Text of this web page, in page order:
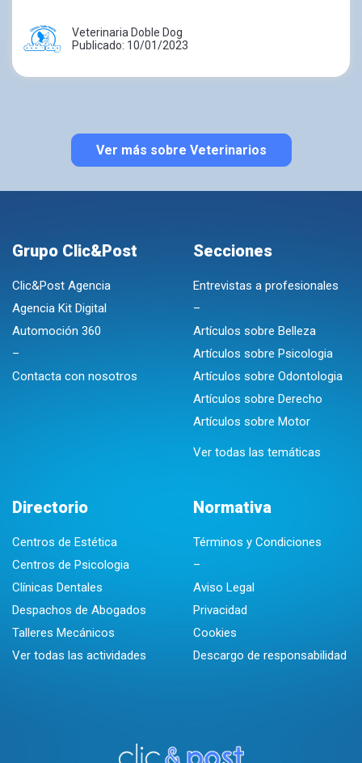
Veterinaria Doble Dog
Publicado: 10/01/2023
Ver más sobre Veterinarios
Grupo Clic&Post
Clic&Post Agencia
Agencia Kit Digital
Automoción 360
–
Contacta con nosotros
Secciones
Entrevistas a profesionales
–
Artículos sobre Belleza
Artículos sobre Psicologia
Artículos sobre Odontologia
Artículos sobre Derecho
Artículos sobre Motor
Ver todas las temáticas
Directorio
Centros de Estética
Centros de Psicologia
Clínicas Dentales
Despachos de Abogados
Talleres Mecánicos
Ver todas las actividades
Normativa
Términos y Condiciones
–
Aviso Legal
Privacidad
Cookies
Descargo de responsabilidad